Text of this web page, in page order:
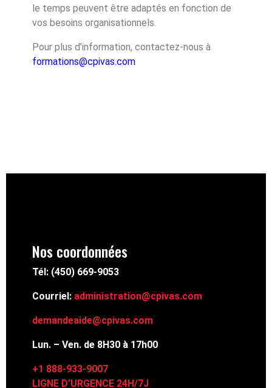
le temps peuvent être adaptés en fonction de
vos besoins organisationnels.
Pour plus d’information, contactez-nous à
formations@cpivas.com
Nos coordonnées
Tél: (450) 669-9053
Courriel: administration@cpivas.com
demandeaide@cpivas.com
Lun. – Ven. de 8H30 à 17h00
+1 888-933-9007
LIGNE D’URGENCE 24H/7J